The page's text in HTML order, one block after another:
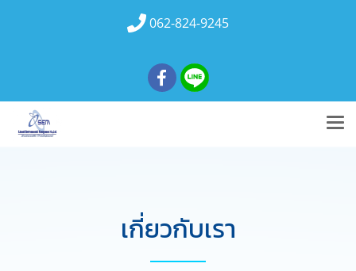
062-824-9245
เกี่ยวกับเรา